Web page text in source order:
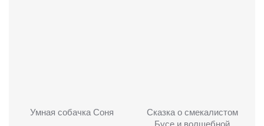
Умная собачка Соня
Сказка о смекалистом
Бусе и волшебной